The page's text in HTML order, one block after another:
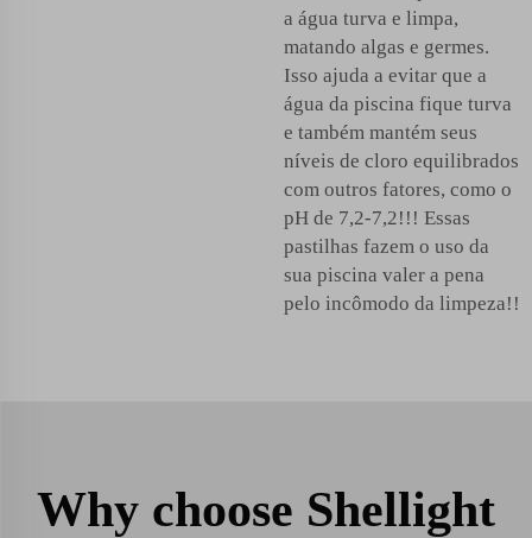
a água turva e limpa,
matando algas e germes.
Isso ajuda a evitar que a
água da piscina fique turva
e também mantém seus
níveis de cloro equilibrados
com outros fatores, como o
pH de 7,2-7,2!!! Essas
pastilhas fazem o uso da
sua piscina valer a pena
pelo incômodo da limpeza!!
Why choose Shellight